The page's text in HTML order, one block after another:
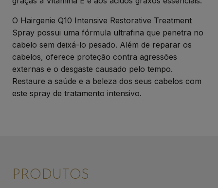
O Hairgenie Q10 Intensive Restorative Treatment
Spray possui uma fórmula ultrafina que penetra no
cabelo sem deixá-lo pesado. Além de reparar os
cabelos, oferece proteção contra agressões
externas e o desgaste causado pelo tempo.
Restaure a saúde e a beleza dos seus cabelos com
este spray de tratamento intensivo.
PRODUTOS